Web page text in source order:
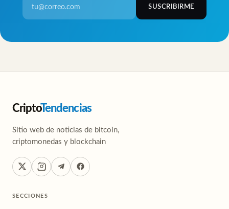
SUSCRIBIRME
CriptoTendencias
Sitio web de noticias de bitcoin,
criptomonedas y blockchain
SECCIONES